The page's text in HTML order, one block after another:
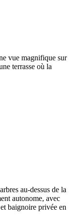
vue magnifique sur
terrasse où la
au-dessus de la
autonome, avec
baignoire privée en